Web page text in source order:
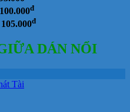
100.000đ
105.000đ
DÁN NỔI